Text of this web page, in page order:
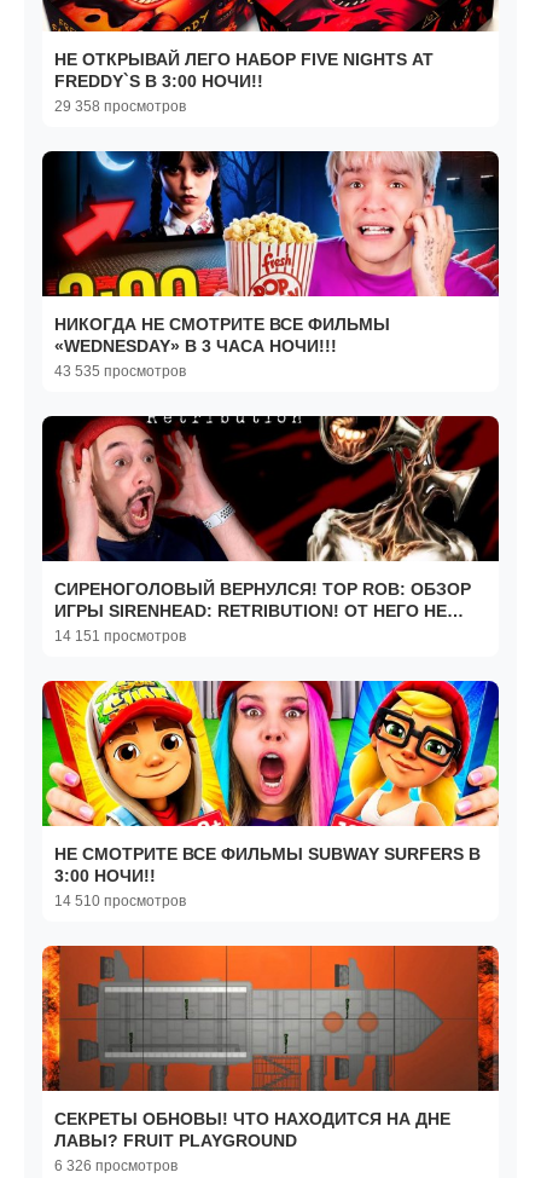
НЕ ОТКРЫВАЙ ЛЕГО НАБОР FIVE NIGHTS AT
FREDDY`S В 3:00 НОЧИ!!
29 358 просмотров
НИКОГДА НЕ СМОТРИТЕ ВСЕ ФИЛЬМЫ
«WEDNESDAY» В 3 ЧАСА НОЧИ!!!
43 535 просмотров
СИРЕНОГОЛОВЫЙ ВЕРНУЛСЯ! TOP ROB: ОБЗОР
ИГРЫ SIRENHEAD: RETRIBUTION! ОТ НЕГО НЕ
УБЕЖАТЬ!!!
14 151 просмотров
НЕ СМОТРИТЕ ВСЕ ФИЛЬМЫ SUBWAY SURFERS В
3:00 НОЧИ!!
14 510 просмотров
СЕКРЕТЫ ОБНОВЫ! ЧТО НАХОДИТСЯ НА ДНЕ
ЛАВЫ? FRUIT PLAYGROUND
6 326 просмотров